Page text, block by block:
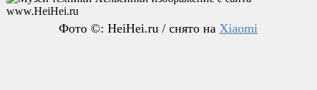
Фото ©: HeiHei.ru / снято наXiaomi